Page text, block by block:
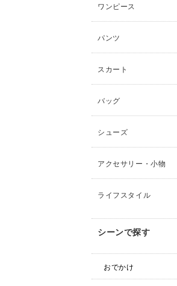
ワンピース
パンツ
スカート
バッグ
シューズ
アクセサリー・小物
ライフスタイル
シーンで探す
おでかけ